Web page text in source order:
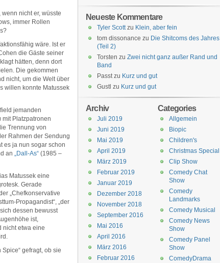
nicht er, wüsste
immer Rollen
wäre. Ist er
die Gäste seiner
hätten, denn dort
Die gekommen
nicht, um die Welt über
willen konnte Matussek
jemanden
mit Platzpatronen
Trennung von
Rahmen der Sendung
es ja nun sogar schon
an „Dall-As“ (1985 –
Matussek eine
Gerade
„Chefkonservative
Propagandist“, „der
dessen bewusst
ist,
nicht etwa eine
gefragt, ob sie
Neueste Kommentare
Tyler Scottzu Klein, aber fein
tom dissonance zu Die Shitcoms des Jahres
(Teil 2)
Torsten zu Zwei nicht ganz außer Rand und
Band
Passtzu Kurz und gut
Gustl zu Kurz und gut
Categories
Allgemein
Biopic
Children's
Christmas Special
Clip Show
Comedy Chat
Show
Comedy
Landmarks
Comedy Musical
Comedy News
Show
Comedy Panel
Show
ComedyDrama
Archiv
Juli 2019
Juni 2019
Mai 2019
April 2019
März 2019
Februar 2019
Januar 2019
Dezember 2018
November 2018
September 2016
Mai 2016
April 2016
März 2016
Februar 2016